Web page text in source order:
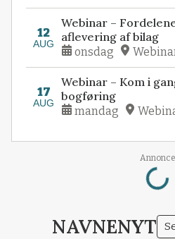
12
AUG
Webinar –
aflevering af bilag
onsdag
17
AUG
Webinar – Kom i
bogføring
mandag
Annonce
Loading...
NAVNENYT